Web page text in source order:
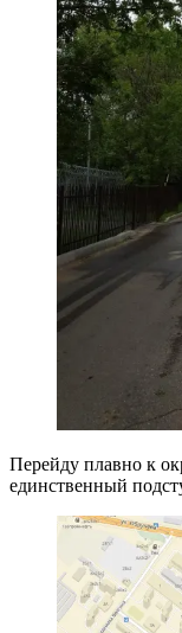
Перейду плавно к
единственный